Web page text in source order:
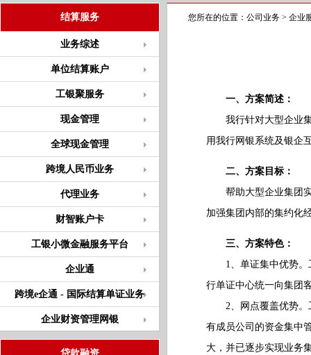
结算服务
业务综述
单位结算账户
工银聚服务
现金管理
全球现金管理
跨境人民币业务
代理业务
财智账户卡
工银小微金融服务平台
企业通
跨境e企通 - 国际结算单证业务
企业财资管理网银
您所在的位置： 公司业务 > 企业
一、方案简述：
我行针对大型企业集
用我行网银系统及银企
二、方案目标：
帮助大型企业集团实
加强集团内部的集约化
三、方案特色：
1、单证集中优势。工
行单证中心统一向集团
2、网点覆盖优势。工
有成员公司的资金集中
大，并已逐步实现业务